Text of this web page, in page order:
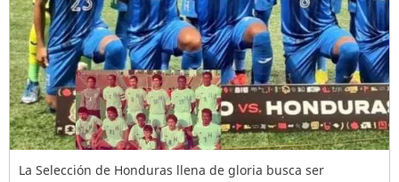
La Selección de Honduras llena de gloria busca ser